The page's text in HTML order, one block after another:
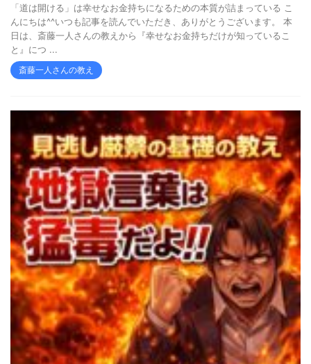
「道は開ける」は幸せなお金持ちになるための本質が詰まっている こ
んにちは^^いつも記事を読んでいただき、ありがとうございます。 本
日は、斎藤一人さんの教えから『幸せなお金持ちだけが知っているこ
と』につ ...
斎藤一人さんの教え